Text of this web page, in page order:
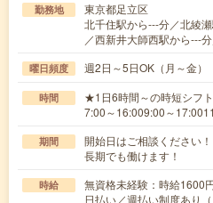
勤務地
東京都足立区
北千住駅から---分／北綾
／西新井大師西駅から---
曜日頻度 週2日～5日OK（月～金
時間
★1日6時間～の時短シフ
7:00～16:009:00～
期間
開始日はご相談くださ
長期でも働けます！
時給
無資格未経験：時給
日払い／週払い制度あり